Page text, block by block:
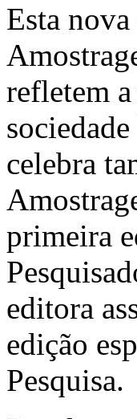
Esta
refletem
celebra
primeira
editora
edição
Pesquisa.